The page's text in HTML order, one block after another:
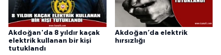
Akdoğan'da 8 yıldır kaçak
elektrik kullanan bir kişi
tutuklandı
Akdoğan’da elektrik
hırsızlığı